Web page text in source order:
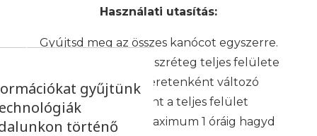
Használati utasítás:
Gyújtsd meg az összes kanócot egyszerre.
Várd meg, amíg a viaszréteg teljes felülete
megolvad, ez méretenként változó
időtartam. Amint a teljes felület
folyékonnyá vált, maximum 1 óráig hagyd
gyűjtünk
történő